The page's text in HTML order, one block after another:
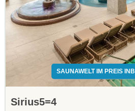
SAUNAWELT IM PREIS
Sirius5=4